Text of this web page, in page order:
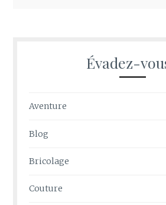
Évadez-
Aventure
Blog
Bricolage
Couture